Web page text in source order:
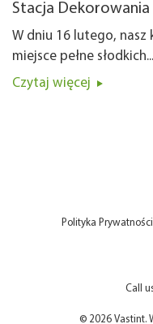
Stacja Dekorowania
W dniu 16 lutego, nasz
miejsce pełne słodkich...
Czytaj więcej
© 2026 Vastint.
Polityka Prywatności
Call